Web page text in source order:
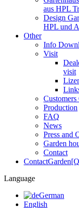
aus HPL
Design
HPL und
Other
Info
Visit
visit
Production
FAQ
News
Press and
Garden
Contact
Contact
Language
German
English